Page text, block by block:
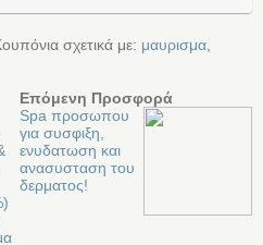
σχετικά με: μαυρισμα
Επόμενη Προσφορά
Spa προσωπου
για συσφιξη,
ενυδατωση και
ανασυσταση του
δερματος!